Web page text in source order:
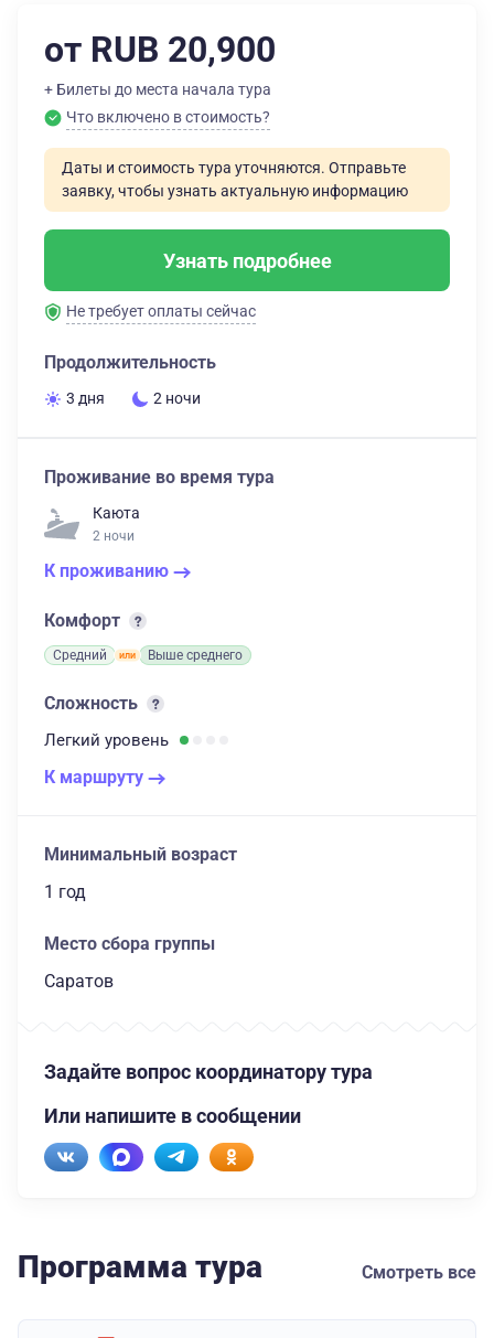
от RUB 20,900
+ Билеты до места начала тура
Что включено в стоимость?
Даты и стоимость тура уточняются. Отправьте
заявку, чтобы узнать актуальную информацию
Узнать подробнее
Не требует оплаты сейчас
Продолжительность
3 дня 2 ночи
Проживание во время тура
Каюта
2 ночи
К проживанию
Комфорт
Средний Выше среднего
Сложность
Легкий уровень
К маршруту
Минимальный возраст
1 год
Место сбора группы
Саратов
Задайте вопрос координатору тура
Или напишите в сообщении
Программа тура Смотреть все